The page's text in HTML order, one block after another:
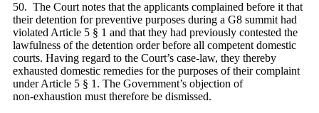
50. The Court notes that the applicants complained before it that
their detention for preventive purposes during a G8 summit had
violated Article 5 § 1 and that they had previously contested the
lawfulness of the detention order before all competent domestic
courts. Having regard to the Court’s case-law, they thereby
exhausted domestic remedies for the purposes of their complaint
under Article 5 § 1. The Government’s objection of
non‑exhaustion must therefore be dismissed.